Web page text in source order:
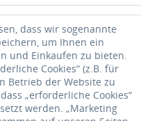
zzgl.Versandkosten, wenn nicht
Datenschutz
Zahlung
dass wir sogenannte
um Ihnen ein
und Einkaufen zu bieten.
Cookies“ (z.B. für
Betrieb der Website zu
„erforderliche Cookies“
werden. „Marketing